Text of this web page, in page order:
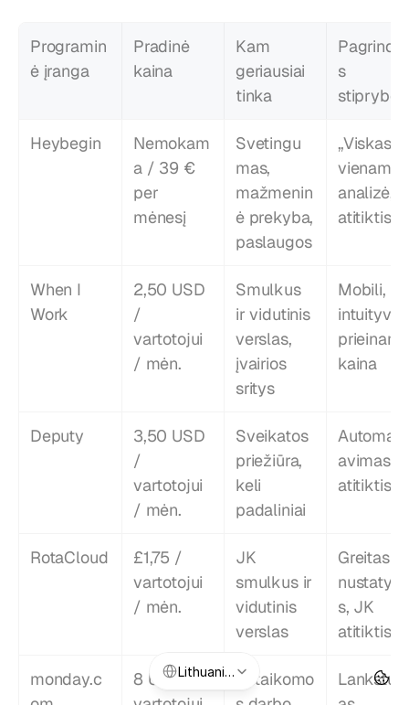
Programin
ė įranga
Pradinė
kaina
Kam
geriausiai
tinka
s
stiprybės
Heybegin
Nemokam
a / 39 €
per
mėnesį
Svetingu
mas,
mažmenin
ė prekyba,
paslaugos
„Viskas
analizė,
atitiktis
When I
Work
2,50 USD
/
vartotojui
/ mėn.
Smulkus
ir vidutinis
verslas,
įvairios
sritys
Mobili,
intuityvi,
kaina
Deputy
3,50 USD
/
vartotojui
/ mėn.
Sveikatos
priežiūra,
keli
padaliniai
avimas,
atitiktis
RotaCloud
£1,75 /
vartotojui
/ mėn.
JK
smulkus ir
vidutinis
verslas
Greitas
s, JK
atitiktis
monday.c
8 USD /
Pritaikomo
Lithuanian